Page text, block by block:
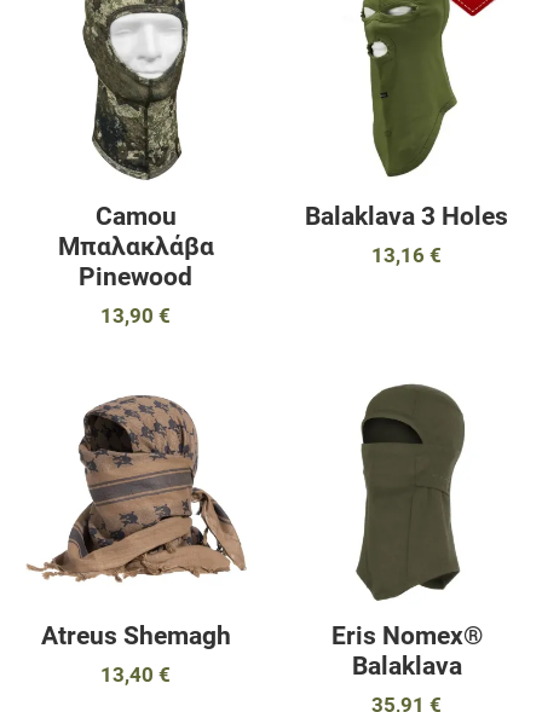
Προσθήκη για σύγκριση
Γρήγορη ματιά
Camou
Μπαλακλάβα
Pinewood
13,90 €
Balaklava 3 Holes
13,16 €
Προσθήκη στα αγαπημένα
Προσθήκη για σύγκριση
Γρήγορη ματιά
Atreus Shemagh
13,40 €
Eris Nomex®
Balaklava
35,91 €